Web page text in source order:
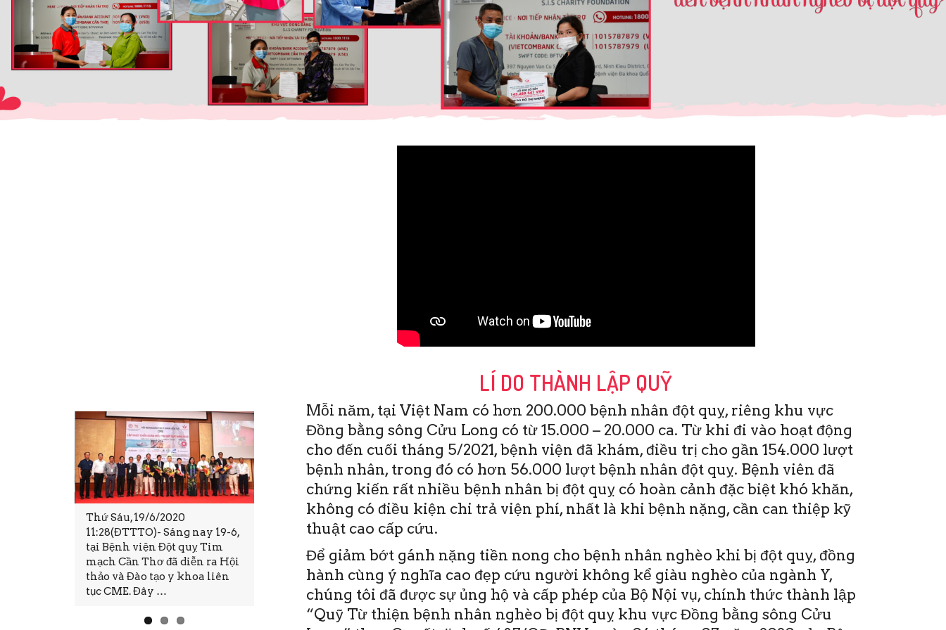
Thứ Sáu, 19/6/2020
11:28(ĐTTTO)- Sáng nay 19-6,
tại Bệnh viện Đột quỵ Tim
mạch Cần Thơ đã diễn ra Hội
thảo và Đào tạo y khoa liên
tục CME. Đây …
Trong cuộc đời, ai cũng mong
có cuộc sống đầy đủ, hạnh
phúc và bình an. Tuy nhiên,
không phải lúc nào mong
ước đó cũng là hiện thực.
Bệnh viện (BV) Đột quỵ Tim
“Quỹ Từ thiện bệnh nhân
(BN) nghèo bị đột quỵ khu vực
ĐBSCL”. Quỹ hoạt động
không vì …
Thứ Sáu, 19/6/2020
tại Bệnh viện Đột quỵ Tim
mạch Cần Thơ đã diễn ra Hội
thảo và Đào tạo y khoa liên
tục CME. Đây …
LÍ DO THÀNH LẬP QUỸ
Mỗi năm, tại Việt Nam có hơn 200.000 bệnh nhân đột quỵ, riêng khu vực
Đồng bằng sông Cửu Long có từ 15.000 – 20.000 ca. Từ khi đi vào hoạt động
cho đến cuối tháng 5/2021, bệnh viện đã khám, điều trị cho gần 154.000 lượt
bệnh nhân, trong đó có hơn 56.000 lượt bệnh nhân đột quỵ. Bệnh viên đã
chứng kiến rất nhiều bệnh nhân bị đột quỵ có hoàn cảnh đặc biệt khó khăn,
không có điều kiện chi trả viện phí, nhất là khi bệnh nặng, cần can thiệp kỹ
thuật cao cấp cứu.
Để giảm bớt gánh nặng tiền nong cho bệnh nhân nghèo khi bị đột quỵ, đồng
hành cùng ý nghĩa cao đẹp cứu người không kể giàu nghèo của ngành Y,
chúng tôi đã được sự ủng hộ và cấp phép của Bộ Nội vụ, chính thức thành lập
“Quỹ Từ thiện bệnh nhân nghèo bị đột quỵ khu vực Đồng bằng sông Cửu